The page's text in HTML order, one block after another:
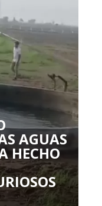
AGUAS
HECHO